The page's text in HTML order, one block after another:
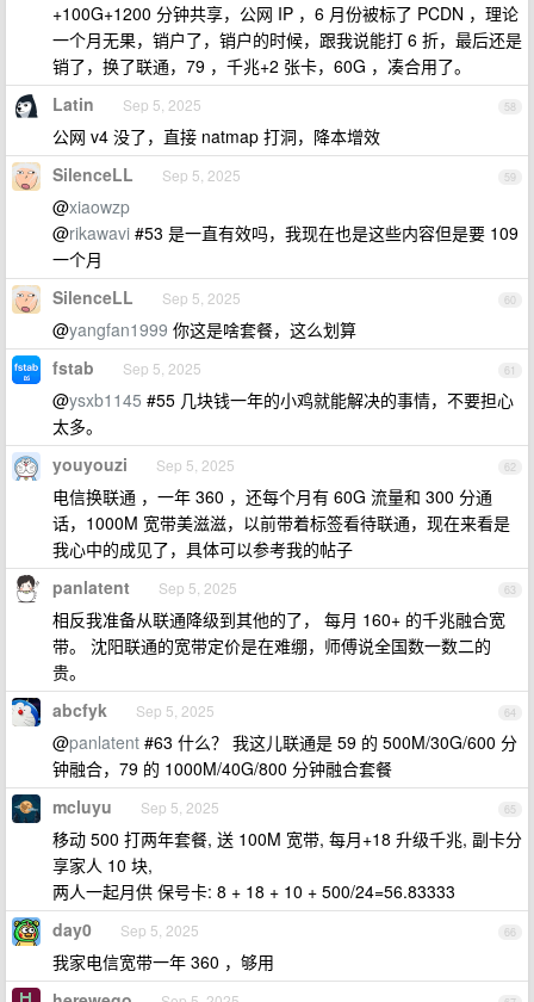
+100G+1200 分钟共享，公网 IP ，6 月份被标了 PCDN ，理论
一个月无果，销户了，销户的时候，跟我说能打 6 折，最后还是
销了，换了联通，79 ，千兆+2 张卡，60G ，凑合用了。
58
Latin Sep 5, 2025
公网 v4 没了，直接 natmap 打洞，降本增效
59
SilenceLL Sep 5, 2025
@xiaowzp
@rikawavi #53 是一直有效吗，我现在也是这些内容但是要 109
一个月
60
SilenceLL Sep 5, 2025
@yangfan1999 你这是啥套餐，这么划算
61
fstab Sep 5, 2025
@ysxb1145 #55 几块钱一年的小鸡就能解决的事情，不要担心
太多。
62
youyouzi Sep 5, 2025
电信换联通 ，一年 360 ，还每个月有 60G 流量和 300 分通
话，1000M 宽带美滋滋，以前带着标签看待联通，现在来看是
我心中的成见了，具体可以参考我的帖子
63
panlatent Sep 5, 2025
相反我准备从联通降级到其他的了， 每月 160+ 的千兆融合宽
带。 沈阳联通的宽带定价是在难绷，师傅说全国数一数二的
贵。
64
abcfyk Sep 5, 2025
@panlatent #63 什么？ 我这儿联通是 59 的 500M/30G/600 分
钟融合，79 的 1000M/40G/800 分钟融合套餐
65
mcluyu Sep 5, 2025
移动 500 打两年套餐, 送 100M 宽带, 每月+18 升级千兆, 副卡分
享家人 10 块,
两人一起月供 保号卡: 8 + 18 + 10 + 500/24=56.83333
66
day0 Sep 5, 2025
我家电信宽带一年 360 ，够用